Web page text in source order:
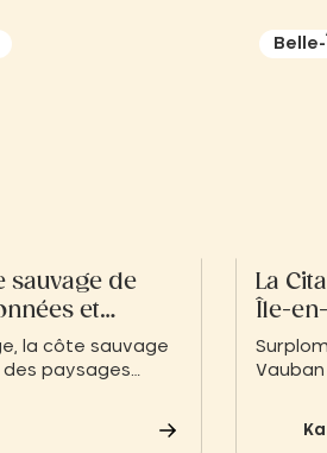
sauvage de
et
la côte sauvage
des paysages
escarpés du
La
Île-
Vauban